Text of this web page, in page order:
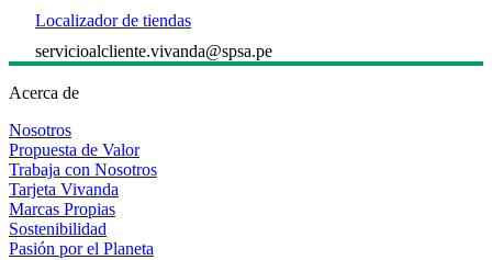
Localizador de tiendas
servicioalcliente.vivanda@spsa.pe
Acerca de
Nosotros
Propuesta de Valor
Trabaja con Nosotros
Tarjeta Vivanda
Marcas Propias
Sostenibilidad
Pasión por el Planeta